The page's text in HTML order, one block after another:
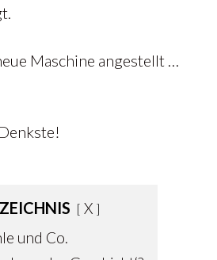
Maschine angestellt …
X
und Co.